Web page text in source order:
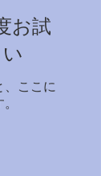
お試
、ここに